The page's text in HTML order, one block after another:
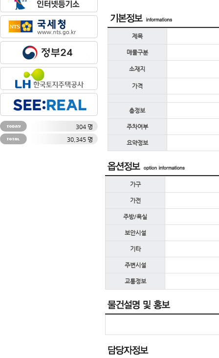
304 명
30,345 명
제목
매물구분
소재지
가격
층정보
주차여부
요약정보
가구
가전
주방/욕실
보안시설
기타
주변시설
교통정보